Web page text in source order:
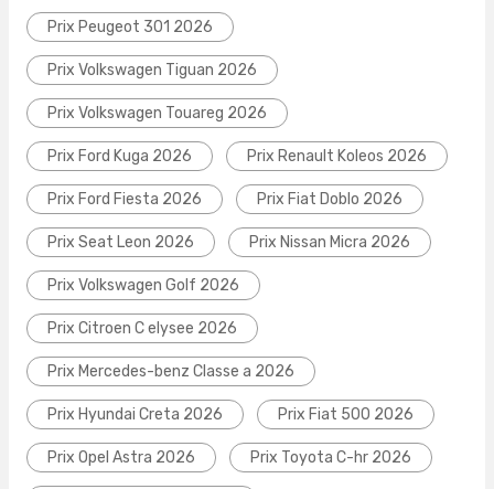
Prix Peugeot 301 2026
Prix Volkswagen Tiguan 2026
Prix Volkswagen Touareg 2026
Prix Ford Kuga 2026 Prix Renault Koleos 2026
Prix Ford Fiesta 2026 Prix Fiat Doblo 2026
Prix Seat Leon 2026 Prix Nissan Micra 2026
Prix Volkswagen Golf 2026
Prix Citroen C elysee 2026
Prix Mercedes-benz Classe a 2026
Prix Hyundai Creta 2026 Prix Fiat 500 2026
Prix Opel Astra 2026 Prix Toyota C-hr 2026